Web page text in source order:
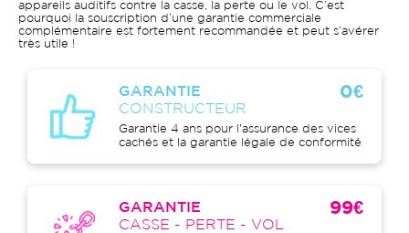
appareils auditifs contre la casse, la perte ou le vol. C’est
pourquoi la souscription d’une garantie commerciale
complémentaire est fortement recommandée et peut s’avérer
très utile !
GARANTIE
CONSTRUCTEUR
0€
Garantie 4 ans pour l'assurance des vices
cachés et la garantie légale de conformité
GARANTIE
CASSE - PERTE - VOL
99€